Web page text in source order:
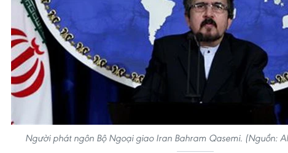
Người phát ngôn Bộ Ngoại giao Iran Bahram Qasemi. (Nguồn: